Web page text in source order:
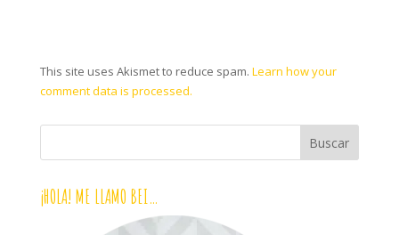
This site uses Akismet to reduce spam. Learn how your
comment data is processed.
¡HOLA! ME LLAMO BEI…